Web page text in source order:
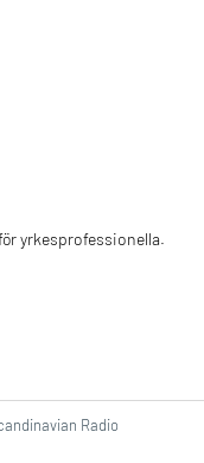
yrkesprofessionella.
Radio